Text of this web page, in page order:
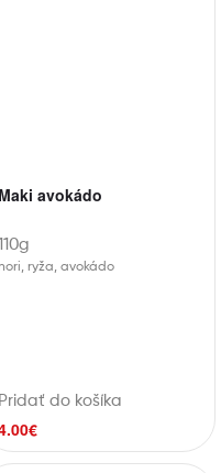
Maki avokádo
ryža, avokádo
Pridať do košíka
€